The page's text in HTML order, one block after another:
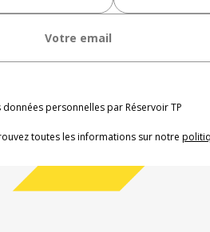
personnelles par Réservoir TP
toutes les informations sur notre